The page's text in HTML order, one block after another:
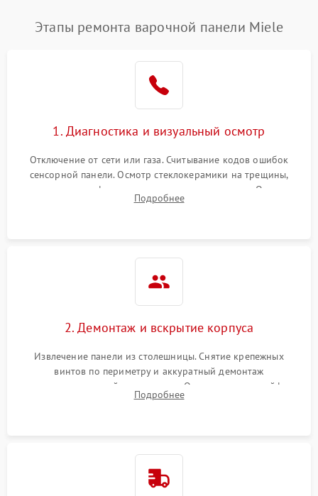
Этапы ремонта варочной панели Miele
1. Диагностика и визуальный осмотр
Отключение от сети или газа. Считывание кодов ошибок
сенсорной панели. Осмотр стеклокерамики на трещины,
проверка конфорок на равномерность нагрева. Опрос
клиента о симптомах (не включается, не видит посуду,
Подробнее
2. Демонтаж и вскрытие корпуса
Извлечение панели из столешницы. Снятие крепежных
винтов по периметру и аккуратный демонтаж
стеклокерамической поверхности. Отсоединение шлейфов
сенсорного блока для доступа к силовым платам, катушкам
Подробнее